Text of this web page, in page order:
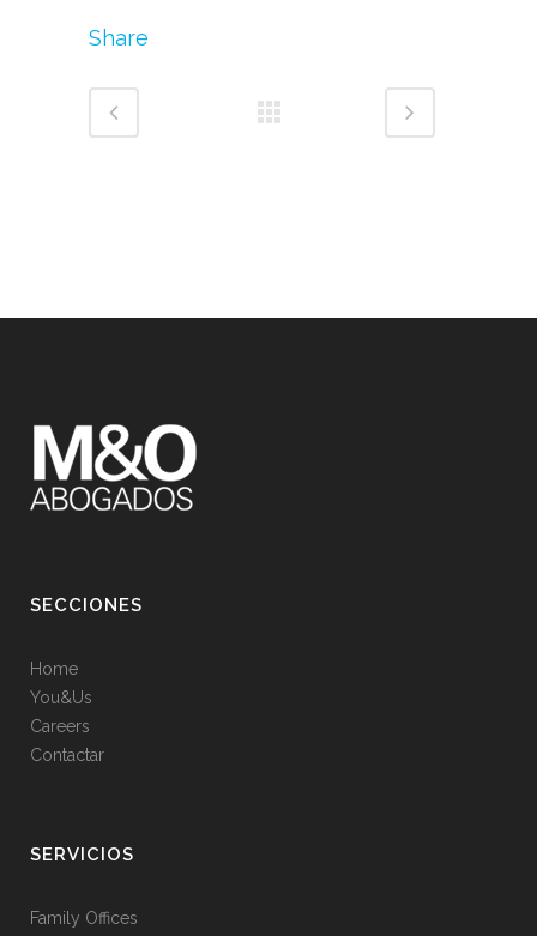
Share
SECCIONES
Home
You&Us
Careers
Contactar
SERVICIOS
Family Offices